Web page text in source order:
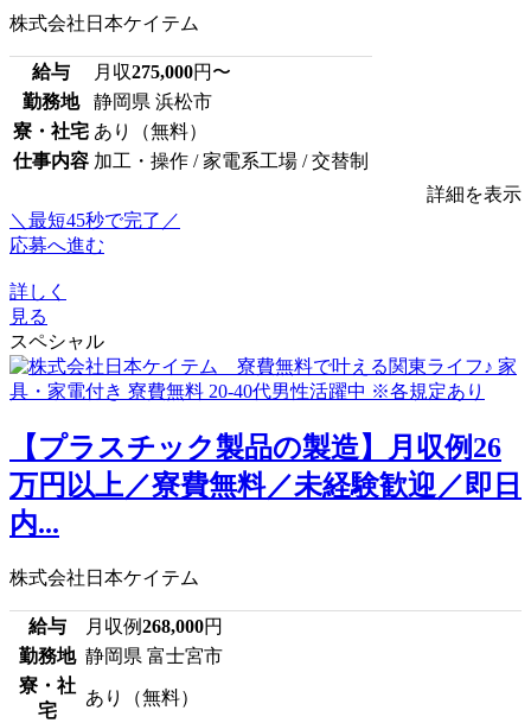
株式会社日本ケイテム
給与 月収275,000円〜
勤務地
静岡県 浜松市
寮・社宅 あり（無料）
仕事内容 加工・操作 / 家電系工場 / 交替制
詳細を表示
＼最短45秒で完了／
応募へ進む
詳しく
見る
スペシャル
【プラスチック製品の製造】月収例26
万円以上／寮費無料／未経験歓迎／即日
内...
株式会社日本ケイテム
給与 月収例268,000円
勤務地 静岡県 富士宮市
寮・社
宅
あり（無料）